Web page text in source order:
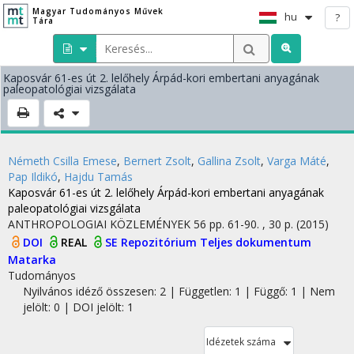
Magyar Tudományos Művek
Tára
hu ?
Kaposvár 61-es út 2. lelőhely Árpád-kori embertani anyagának
paleopatológiai vizsgálata
Németh Csilla Emese, Bernert Zsolt, Gallina Zsolt, Varga Máté,
Pap Ildikó, Hajdu Tamás
Kaposvár 61-es út 2. lelőhely Árpád-kori embertani anyagának
paleopatológiai vizsgálata
ANTHROPOLOGIAI KÖZLEMÉNYEK 56 pp. 61-90. , 30 p. (2015)
DOI
REAL SE Repozitórium Teljes dokumentum
Matarka
Tudományos
Nyilvános idéző összesen: 2 | Független: 1 | Függő: 1 | Nem
jelölt: 0 | DOI jelölt: 1
Idézetek száma